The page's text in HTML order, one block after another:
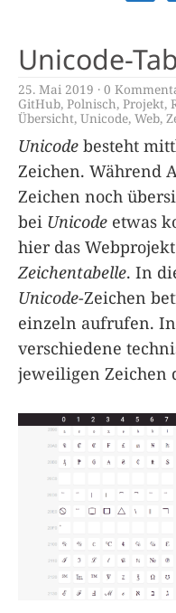
Unicode-
25. Mai 2019 0
GitHub, Polnisch, Projekt,
Übersicht, Unicode, Web,
Unicode besteht
Zeichen. Während
Zeichen noch
bei Unicode etwas
hier das
Zeichentabelle. In
Unicode-Zeichen
einzeln aufrufen.
verschiedene
jeweiligen Zeichen